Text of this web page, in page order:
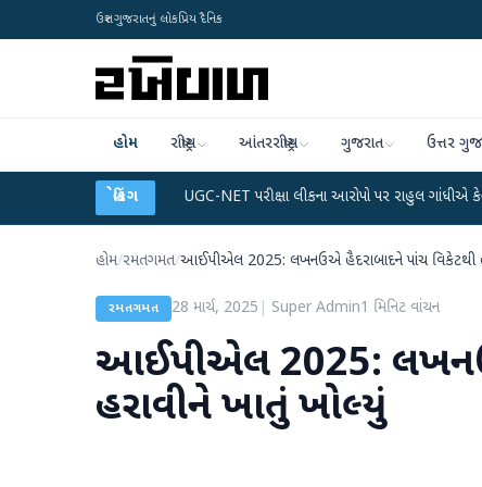
ઉત્તર ગુજરાતનું લોકપ્રિય દૈનિક
હોમ રાષ્ટ્રીય આંતરરાષ્ટ્રીય ગુજરાત ઉત્તર
બ્રેકિંગ
UGC-NET પરીક્ષા લીકના આરોપો પર રાહુલ ગાંધીએ કેન્દ્ર પર પ્રહાર કર્યા ●
હોમ/રમતગમત/આઈપીએલ 2025: લખનઉએ હૈદરાબાદને પાંચ વિકેટથી
રમતગમત 28 માર્ચ, 2025 Super Admin1 મિનિટ વાંચન
આઈપીએલ 2025:
હરાવીને ખાતું ખોલ્યું